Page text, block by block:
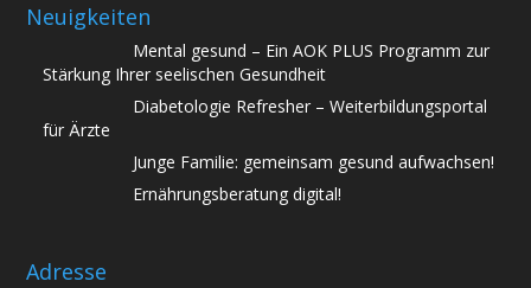
Neuigkeiten
Mental gesund – Ein AOK PLUS Programm zur
Stärkung Ihrer seelischen Gesundheit
Diabetologie Refresher – Weiterbildungsportal
für Ärzte
Junge Familie: gemeinsam gesund aufwachsen!
Ernährungsberatung digital!
Adresse